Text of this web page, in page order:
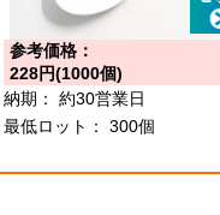
参考価格：
228円(1000個)
納期：
約30営業日
最低ロット：
300個